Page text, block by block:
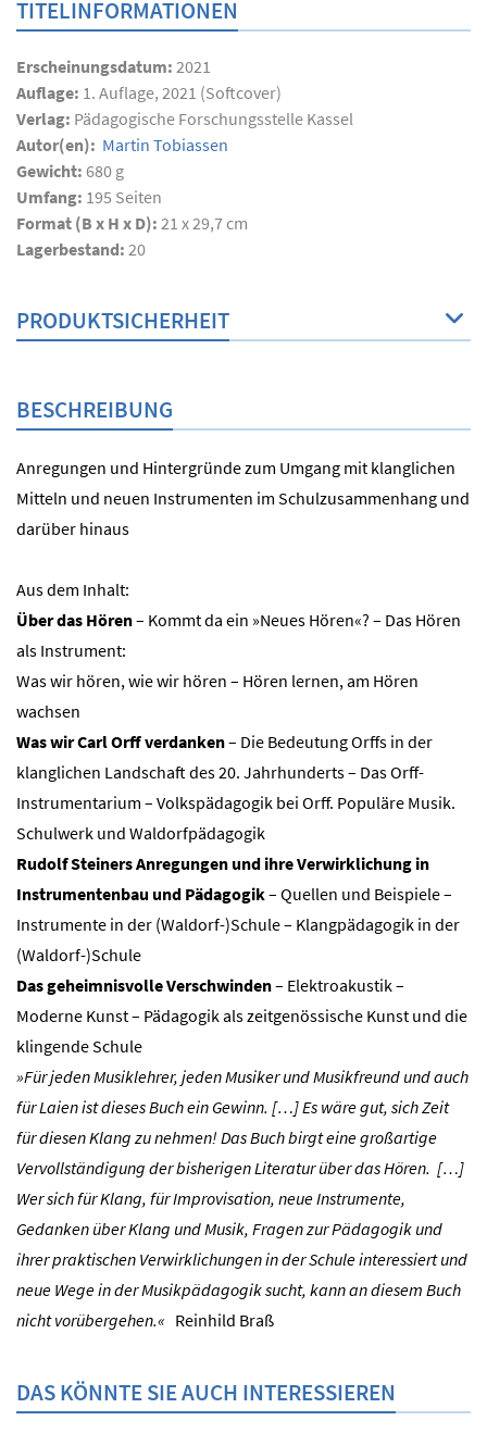
TITELINFORMATIONEN
Erscheinungsdatum: 2021
Auflage: 1. Auflage, 2021 (Softcover)
Verlag: Pädagogische Forschungsstelle Kassel
Autor(en): Martin Tobiassen
Gewicht: 680 g
Umfang: 195 Seiten
Format (B x H x D): 21 x 29,7 cm
Lagerbestand: 20
PRODUKTSICHERHEIT
BESCHREIBUNG
Anregungen und Hintergründe zum Umgang mit klanglichen
Mitteln und neuen Instrumenten im Schulzusammenhang und
darüber hinaus
Aus dem Inhalt:
Über das Hören– Kommt da ein »Neues Hören«? – Das Hören
als Instrument:
Was wir hören, wie wir hören – Hören lernen, am Hören
wachsen
Was wir Carl Orff verdanken– Die Bedeutung Orffs in der
klanglichen Landschaft des 20. Jahrhunderts – Das Orff-
Instrumentarium – Volkspädagogik bei Orff. Populäre Musik.
Schulwerk und Waldorfpädagogik
Rudolf Steiners Anregungen und ihre Verwirklichung in
Instrumentenbau und Pädagogik– Quellen und Beispiele –
Instrumente in der (Waldorf-)Schule – Klangpädagogik in der
(Waldorf-)Schule
Das geheimnisvolle Verschwinden– Elektroakustik –
Moderne Kunst – Pädagogik als zeitgenössische Kunst und die
klingende Schule
»Für jeden Musiklehrer, jeden Musiker und Musikfreund und auch
für Laien ist dieses Buch ein Gewinn. […] Es wäre gut, sich Zeit
für diesen Klang zu nehmen! Das Buch birgt eine großartige
Vervollständigung der bisherigen Literatur über das Hören. […]
Wer sich für Klang, für Improvisation, neue Instrumente,
Gedanken über Klang und Musik, Fragen zur Pädagogik und
ihrer praktischen Verwirklichungen in der Schule interessiert und
neue Wege in der Musikpädagogik sucht, kann an diesem Buch
nicht vorübergehen.« Reinhild Braß
DAS KÖNNTE SIE AUCH INTERESSIEREN